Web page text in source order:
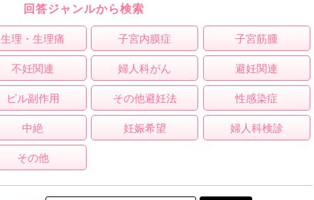
回答ジャンルから検索
生理・生理痛 子宮内膜症 子宮筋腫
不妊関連 婦人科がん 避妊関連
ピル副作用 その他避妊法 性感染症
中絶 妊娠希望 婦人科検診
その他